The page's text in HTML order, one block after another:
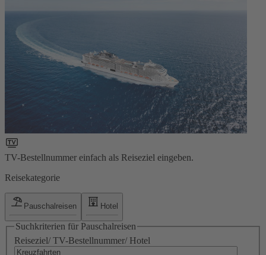
TV-Bestellnummer einfach als Reiseziel eingeben.
Reisekategorie
Pauschalreisen Hotel
Suchkriterien für Pauschalreisen
Reiseziel/ TV-Bestellnummer/ Hotel